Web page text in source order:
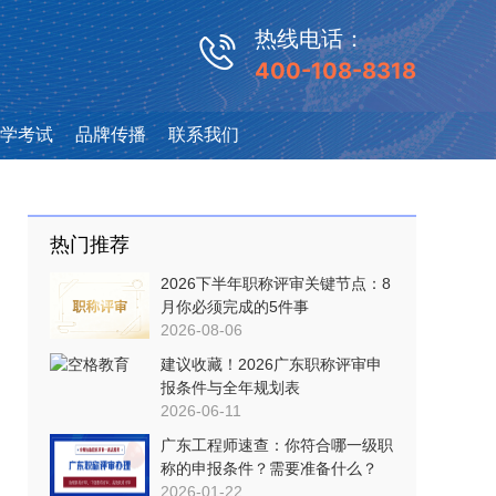
热线电话：
400-108-8318
考试 品牌传播 联系我们
热门推荐
2026下半年职称评审关键节点：8
月你必须完成的5件事
2026-08-06
建议收藏！2026广东职称评审申
报条件与全年规划表
2026-06-11
广东工程师速查：你符合哪一级职
称的申报条件？需要准备什么？
2026-01-22